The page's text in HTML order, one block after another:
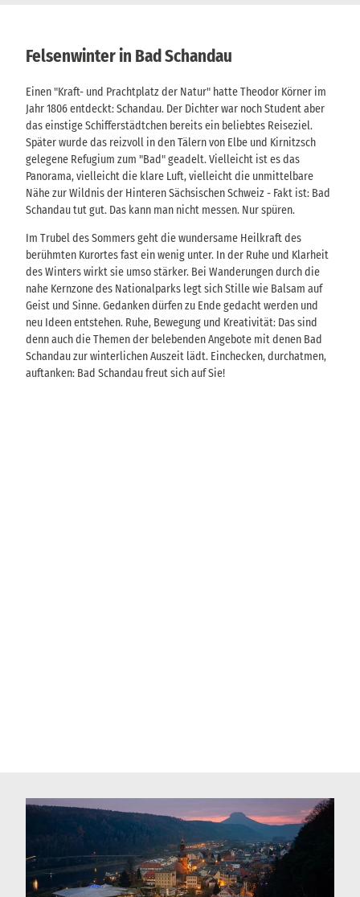
Felsenwinter in Bad Schandau
Einen "Kraft- und Prachtplatz der Natur" hatte Theodor Körner im
Jahr 1806 entdeckt: Schandau. Der Dichter war noch Student aber
das einstige Schifferstädtchen bereits ein beliebtes Reiseziel.
Später wurde das reizvoll in den Tälern von Elbe und Kirnitzsch
gelegene Refugium zum "Bad" geadelt. Vielleicht ist es das
Panorama, vielleicht die klare Luft, vielleicht die unmittelbare
Nähe zur Wildnis der Hinteren Sächsischen Schweiz - Fakt ist: Bad
Schandau tut gut. Das kann man nicht messen. Nur spüren.
Im Trubel des Sommers geht die wundersame Heilkraft des
berühmten Kurortes fast ein wenig unter. In der Ruhe und Klarheit
des Winters wirkt sie umso stärker. Bei Wanderungen durch die
nahe Kernzone des Nationalparks legt sich Stille wie Balsam auf
Geist und Sinne. Gedanken dürfen zu Ende gedacht werden und
neu Ideen entstehen. Ruhe, Bewegung und Kreativität: Das sind
denn auch die Themen der belebenden Angebote mit denen Bad
Schandau zur winterlichen Auszeit lädt. Einchecken, durchatmen,
auftanken: Bad Schandau freut sich auf Sie!